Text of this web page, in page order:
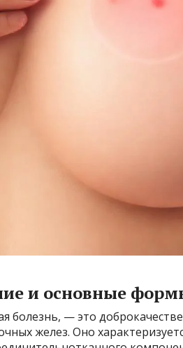
и основные
болезнь, — это
желез. Оно